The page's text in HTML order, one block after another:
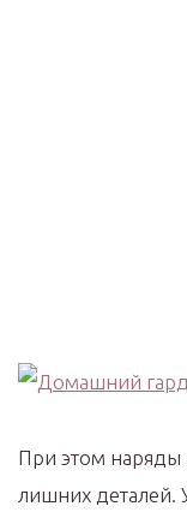
При этом наряды
лишних деталей.